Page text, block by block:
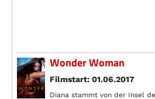
Wonder Woman
Filmstart: 01.06.2017
Diana stammt von der Insel